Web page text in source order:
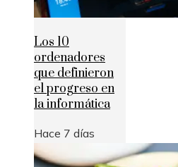
Los 10
ordenadores
que definieron
el progreso en
la informática
Hace 7 días